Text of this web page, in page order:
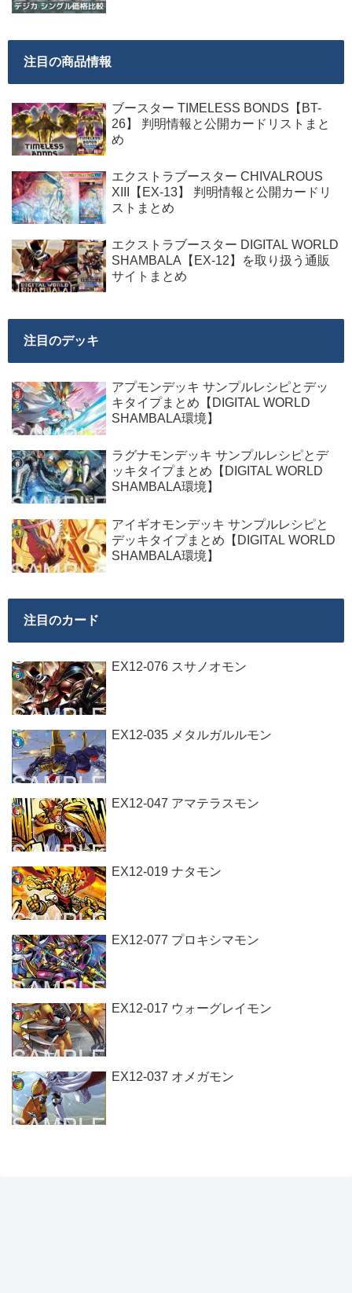
注目の商品情報
ブースター TIMELESS BONDS【BT-
26】 判明情報と公開カードリストまと
め
エクストラブースター CHIVALROUS
XIII【EX-13】 判明情報と公開カードリ
ストまとめ
エクストラブースター DIGITAL WORLD
SHAMBALA【EX-12】を取り扱う通販
サイトまとめ
注目のデッキ
アプモンデッキ サンプルレシピとデッ
キタイプまとめ【DIGITAL WORLD
SHAMBALA環境】
ラグナモンデッキ サンプルレシピとデ
ッキタイプまとめ【DIGITAL WORLD
SHAMBALA環境】
アイギオモンデッキ サンプルレシピと
デッキタイプまとめ【DIGITAL WORLD
SHAMBALA環境】
注目のカード
EX12-076 スサノオモン
EX12-035 メタルガルルモン
EX12-047 アマテラスモン
EX12-019 ナタモン
EX12-077 プロキシマモン
EX12-017 ウォーグレイモン
EX12-037 オメガモン